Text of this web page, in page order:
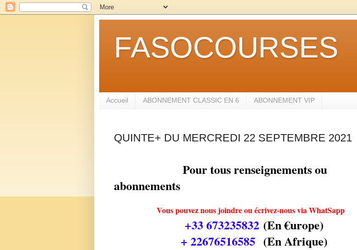
FASOCOURSES
Accueil ABONNEMENT CLASSIC EN 6 ABONNEMENT VIP
QUINTE+ DU MERCREDI 22 SEPTEMBRE 2021
Pour tous renseignements ou
abonnements
Vous pouvez nous joindre ou écrivez-nous via WhatSapp
+33 673235832(En €urope)
+ 22676516585 (En Afrique)